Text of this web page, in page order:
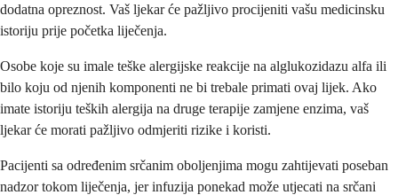
dodatna opreznost. Vaš ljekar će pažljivo procijeniti vašu medicinsku
istoriju prije početka liječenja.
Osobe koje su imale teške alergijske reakcije na alglukozidazu alfa ili
bilo koju od njenih komponenti ne bi trebale primati ovaj lijek. Ako
imate istoriju teških alergija na druge terapije zamjene enzima, vaš
ljekar će morati pažljivo odmjeriti rizike i koristi.
Pacijenti sa određenim srčanim oboljenjima mogu zahtijevati poseban
nadzor tokom liječenja, jer infuzija ponekad može utjecati na srčani